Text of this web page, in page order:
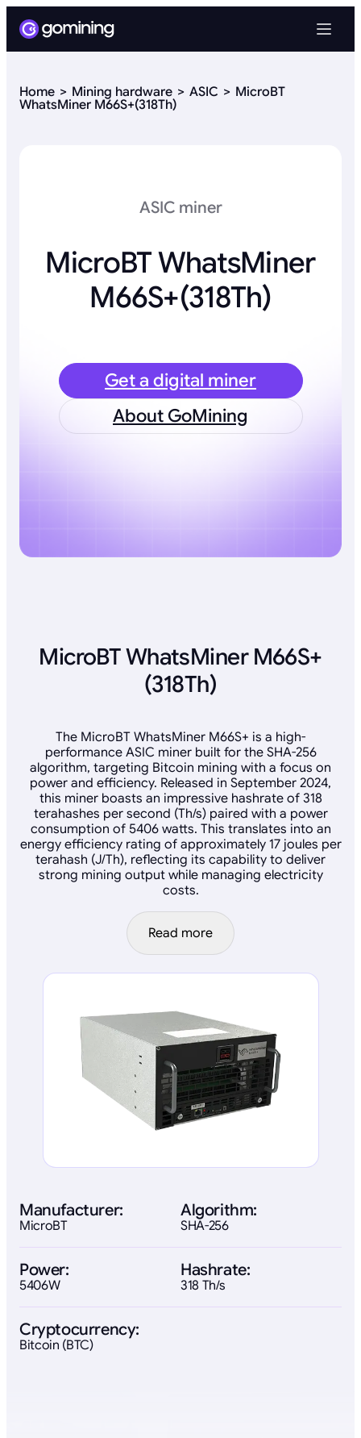
Home Mining hardware ASIC
MicroBT
WhatsMiner M66S+(318Th)
ASIC miner
MicroBT WhatsMiner
M66S+(318Th)
Get a digital miner
About GoMining
MicroBT WhatsMiner M66S+
(318Th)
The MicroBT WhatsMiner M66S+ is a high-
performance ASIC miner built for the SHA-256
algorithm, targeting Bitcoin mining with a focus on
power and efficiency. Released in September 2024,
this miner boasts an impressive hashrate of 318
terahashes per second (Th/s) paired with a power
consumption of 5406 watts. This translates into an
energy efficiency rating of approximately 17 joules per
terahash (J/Th), reflecting its capability to deliver
strong mining output while managing electricity
costs.
Read more
Manufacturer:
MicroBT
Algorithm:
SHA-256
Power:
5406W
Hashrate:
318 Th/s
Cryptocurrency:
Bitcoin (BTC)